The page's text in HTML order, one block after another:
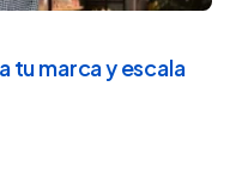
tu marca y escala